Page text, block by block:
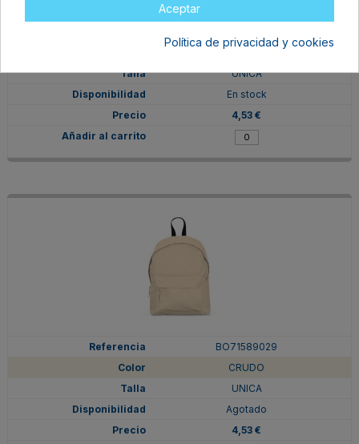
ROYAL CLARO
UNICA
En stock
4,53 €
BO71589029
CRUDO
UNICA
Agotado
4,53 €
Aceptar
Política de privacidad y cookies